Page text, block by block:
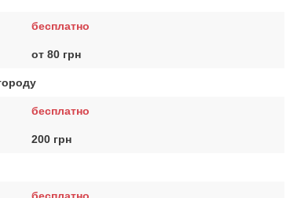
бесплатно
от 80 грн
бесплатно
200 грн